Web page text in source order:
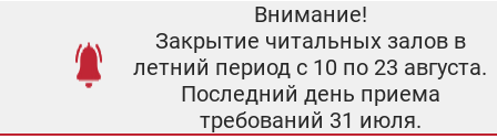
Внимание!
Закрытие читальных залов в
летний период с 10 по 23 августа.
Последний день приема
требований 31 июля.